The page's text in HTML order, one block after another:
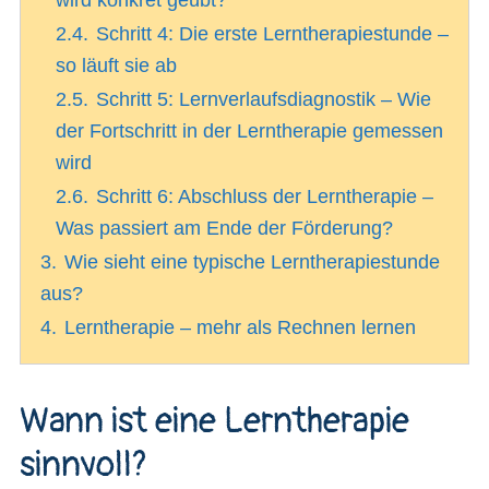
2.4. Schritt 4: Die erste Lerntherapiestunde –
so läuft sie ab
2.5. Schritt 5: Lernverlaufsdiagnostik – Wie
der Fortschritt in der Lerntherapie gemessen
wird
2.6. Schritt 6: Abschluss der Lerntherapie –
Was passiert am Ende der Förderung?
3. Wie sieht eine typische Lerntherapiestunde
aus?
4. Lerntherapie – mehr als Rechnen lernen
Wann ist eine Lerntherapie
sinnvoll?